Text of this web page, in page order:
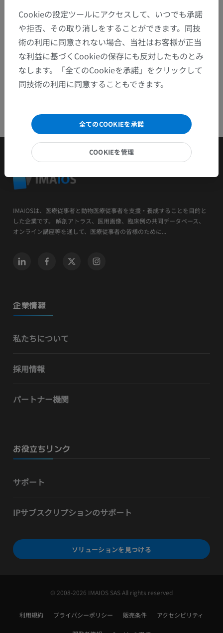
アプリを入手
IMAIOSは、医療従事者と動物医療従事者を支援・養成することを目的と
した企業です。 解剖アトラス、医用画像、臨床例の共同データベース、
オンライン講座等を通して、医療従事者の皆様のために...
企業情報
私たちについて
採用情報
パートナー機関
お役立ちリンク
サポート
IPサブスクリプションのサポート
ソリューションを見つける
© 2008-2026 IMAIOS SAS All rights reserved
利用規約 プライバシーポリシー 販売条件 アクセシビリティ
Cookieの設定ツールにアクセスして、いつでも承諾
や拒否、その取り消しをすることができます。同技
術の利用に同意されない場合、当社はお客様が正当
な利益に基づくCookieの保存にも反対したものとみ
なします。「全てのCookieを承諾」をクリックして
同技術の利用に同意することもできます。
全てのCOOKIEを承諾
COOKIEを管理